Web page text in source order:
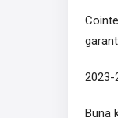
2023-
Buna